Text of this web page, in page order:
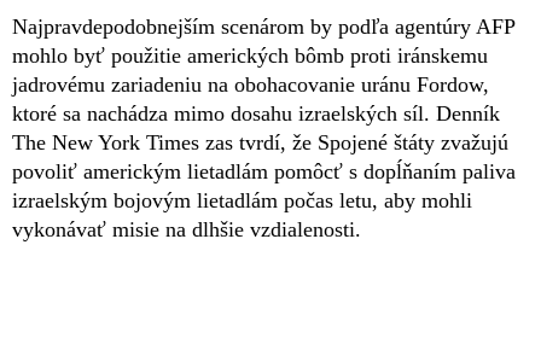
Najpravdepodobnejším scenárom by podľa agentúry AFP
mohlo byť použitie amerických bômb proti iránskemu
jadrovému zariadeniu na obohacovanie uránu Fordow,
ktoré sa nachádza mimo dosahu izraelských síl. Denník
The New York Times zas tvrdí, že Spojené štáty zvažujú
povoliť americkým lietadlám pomôcť s dopĺňaním paliva
izraelským bojovým lietadlám počas letu, aby mohli
vykonávať misie na dlhšie vzdialenosti.